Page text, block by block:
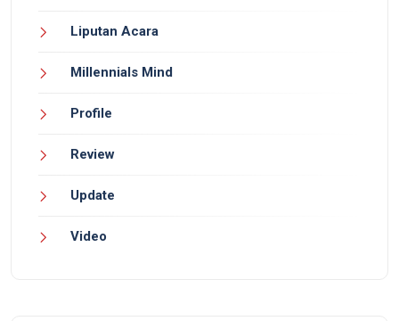
Liputan Acara
Millennials Mind
Profile
Review
Update
Video